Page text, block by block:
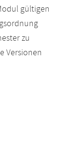
gültigen
zu
Versionen